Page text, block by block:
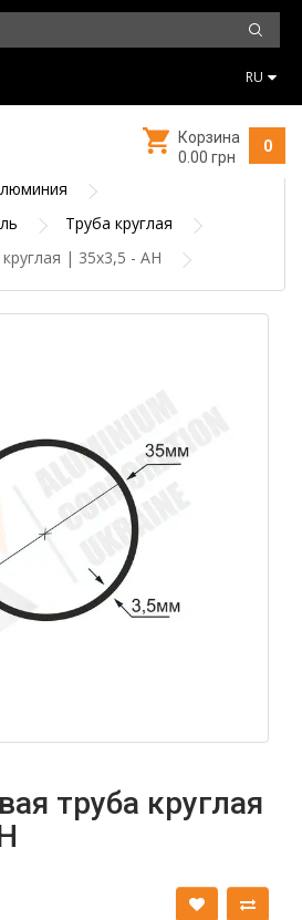
RU
0
Корзина
0.00 грн
Труба круглая
| 35х3,5 - АН
труба круглая